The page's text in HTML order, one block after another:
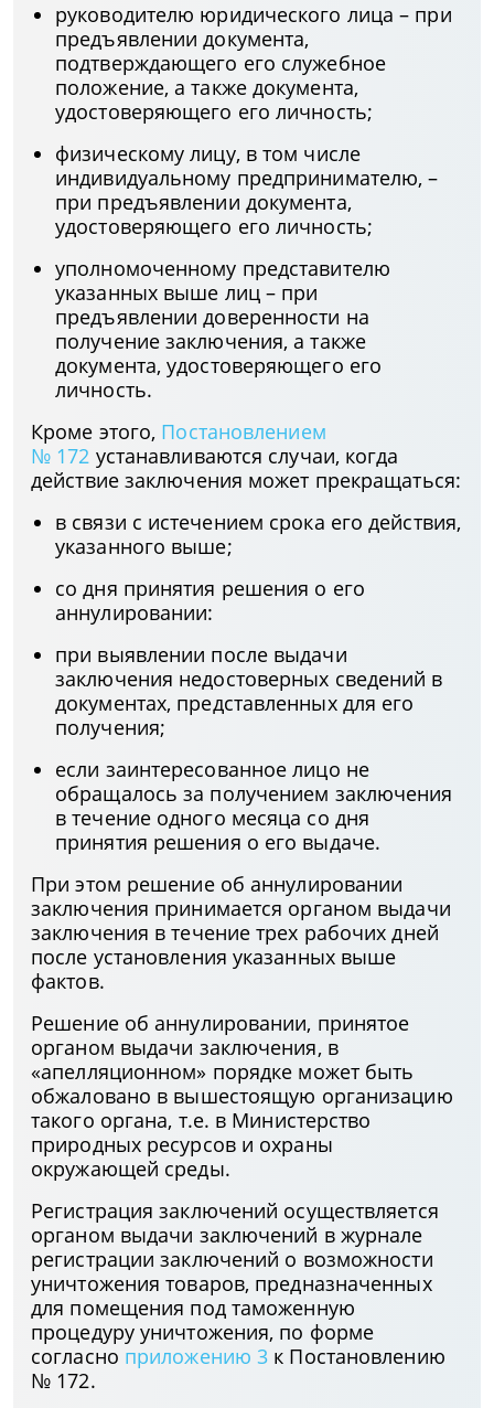
руководителю юридического лица – при
предъявлении документа,
подтверждающего его служебное
положение, а также документа,
удостоверяющего его личность;
физическому лицу, в том числе
индивидуальному предпринимателю, –
при предъявлении документа,
удостоверяющего его личность;
уполномоченному представителю
указанных выше лиц – при
предъявлении доверенности на
получение заключения, а также
документа, удостоверяющего его
личность.
Кроме этого, Постановлением
№ 172 устанавливаются случаи, когда
действие заключения может прекращаться:
в связи с истечением срока его действия,
указанного выше;
со дня принятия решения о его
аннулировании:
при выявлении после выдачи
заключения недостоверных сведений в
документах, представленных для его
получения;
если заинтересованное лицо не
обращалось за получением заключения
в течение одного месяца со дня
принятия решения о его выдаче.
При этом решение об аннулировании
заключения принимается органом выдачи
заключения в течение трех рабочих дней
после установления указанных выше
фактов.
Решение об аннулировании, принятое
органом выдачи заключения, в
«апелляционном» порядке может быть
обжаловано в вышестоящую организацию
такого органа, т.е. в Министерство
природных ресурсов и охраны
окружающей среды.
Регистрация заключений осуществляется
органом выдачи заключений в журнале
регистрации заключений о возможности
уничтожения товаров, предназначенных
для помещения под таможенную
процедуру уничтожения, по форме
согласно приложению 3 к Постановлению
№ 172.